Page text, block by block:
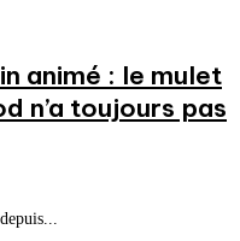
animé : le mulet
n’a toujours pas